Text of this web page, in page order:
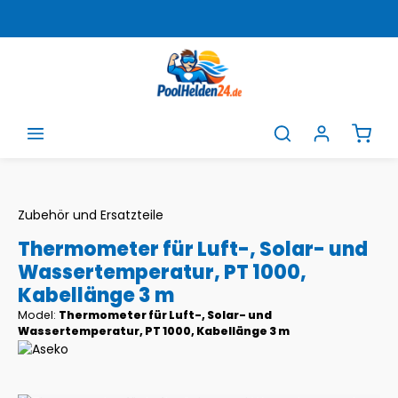
Zubehör und Ersatzteile
Thermometer für Luft-, Solar- und
Wassertemperatur, PT 1000,
Kabellänge 3 m
Model: Thermometer für Luft-, Solar- und
Wassertemperatur, PT 1000, Kabellänge 3 m